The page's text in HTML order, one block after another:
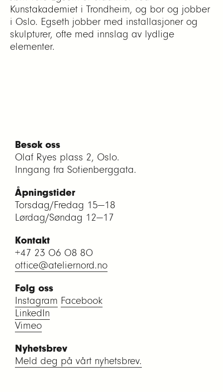
Kunstakademiet i Trondheim, og bor og jobber
i Oslo. Egseth jobber med installasjoner og
skulpturer, ofte med innslag av lydlige
elementer.
Besøk oss
Olaf Ryes plass 2, Oslo.
Inngang fra Sofienberggata.
Åpningstider
Torsdag/Fredag 15—18
Lørdag/Søndag 12—17
Kontakt
+47 23 06 08 80
office@ateliernord.no
Følg oss
Instagram Facebook
LinkedIn
Vimeo
Nyhetsbrev
Meld deg på vårt nyhetsbrev.